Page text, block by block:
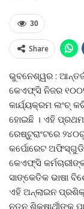
30
Share
ଭୁବନେଶ୍ୱର :
କେଏଫ୍‌ସି ନିଜର
କାର୍ଯ୍ୟକ୍ରମ ଲଂଚ୍
ହୋଇଛି । ଏହି
ରେଷ୍ଟୁରାଂଟରେ
କର୍ପୋରେଟ
କେଏଫ୍‌ସି
ସାଙ୍କେତିକ ଭାଷା
ଏହି ଅନ୍‌ଲାଇନ
ନୂତନ ଶିକ୍ଷାର୍ଥୀଙ୍କ